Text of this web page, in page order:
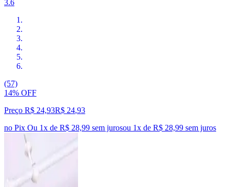
3.6
(57)
14% OFF
Preço R$ 24,93R$ 24,93
no Pix Ou 1x de R$ 28,99 sem jurosou 1x de R$ 28,99 sem juros